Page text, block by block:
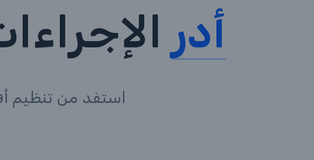
أدر
استفد من تنظيم